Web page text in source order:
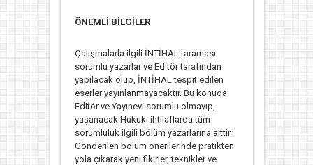
ÖNEMLİ BİLGİLER
Çalışmalarla ilgili İNTİHAL taraması
sorumlu yazarlar ve Editör tarafından
yapılacak olup, İNTİHAL tespit edilen
eserler yayınlanmayacaktır. Bu konuda
Editör ve Yayınevi sorumlu olmayıp,
yaşanacak Hukuki ihtilaflarda tüm
sorumluluk ilgili bölüm yazarlarına aittir.
Gönderilen bölüm önerilerinde pratikten
yola çıkarak yeni fikirler, teknikler ve